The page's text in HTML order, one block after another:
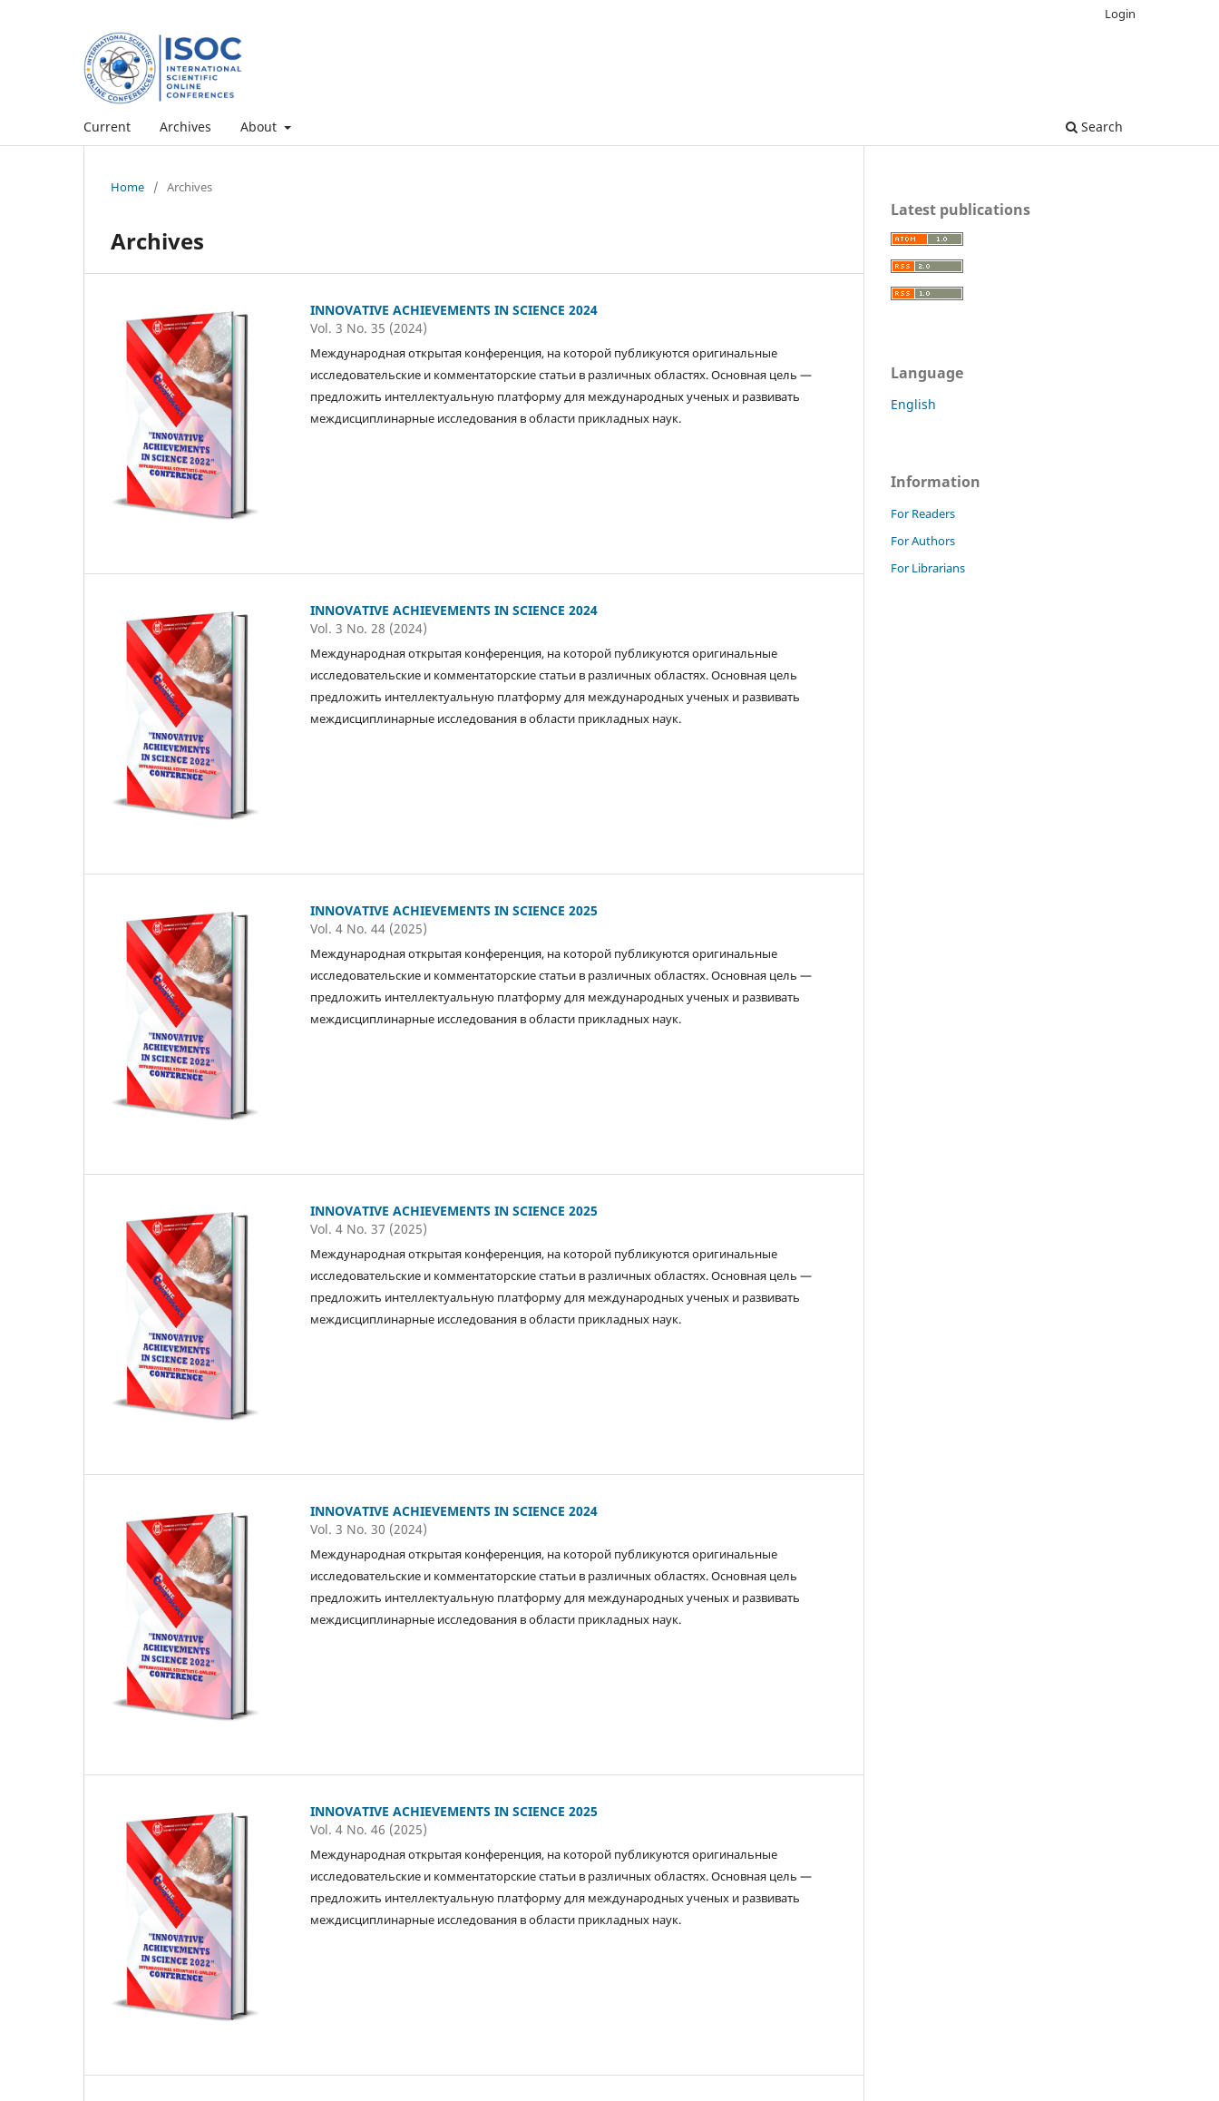
Current Archives About Search
Login
Home / Archives
Archives
INNOVATIVE ACHIEVEMENTS IN SCIENCE 2024
Vol. 3 No. 35 (2024)
Международная открытая конференция, на которой публикуются оригинальные
исследовательские и комментаторские статьи в различных областях. Основная цель —
предложить интеллектуальную платформу для международных ученых и развивать
междисциплинарные исследования в области прикладных наук.
INNOVATIVE ACHIEVEMENTS IN SCIENCE 2024
Vol. 3 No. 28 (2024)
Международная открытая конференция, на которой публикуются оригинальные
исследовательские и комментаторские статьи в различных областях. Основная цель
предложить интеллектуальную платформу для международных ученых и развивать
междисциплинарные исследования в области прикладных наук.
INNOVATIVE ACHIEVEMENTS IN SCIENCE 2025
Vol. 4 No. 44 (2025)
Международная открытая конференция, на которой публикуются оригинальные
исследовательские и комментаторские статьи в различных областях. Основная цель —
предложить интеллектуальную платформу для международных ученых и развивать
междисциплинарные исследования в области прикладных наук.
INNOVATIVE ACHIEVEMENTS IN SCIENCE 2025
Vol. 4 No. 37 (2025)
Международная открытая конференция, на которой публикуются оригинальные
исследовательские и комментаторские статьи в различных областях. Основная цель —
предложить интеллектуальную платформу для международных ученых и развивать
междисциплинарные исследования в области прикладных наук.
INNOVATIVE ACHIEVEMENTS IN SCIENCE 2024
Vol. 3 No. 30 (2024)
Международная открытая конференция, на которой публикуются оригинальные
исследовательские и комментаторские статьи в различных областях. Основная цель
предложить интеллектуальную платформу для международных ученых и развивать
междисциплинарные исследования в области прикладных наук.
INNOVATIVE ACHIEVEMENTS IN SCIENCE 2025
Vol. 4 No. 46 (2025)
Международная открытая конференция, на которой публикуются оригинальные
исследовательские и комментаторские статьи в различных областях. Основная цель —
предложить интеллектуальную платформу для международных ученых и развивать
междисциплинарные исследования в области прикладных наук.
Latest publications
Language
English
Information
For Readers
For Authors
For Librarians